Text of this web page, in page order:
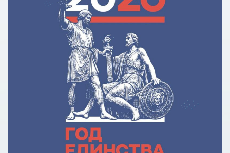
Кредит на образование с господдержкой
Причины для изменения условий по образовательному
кредиту